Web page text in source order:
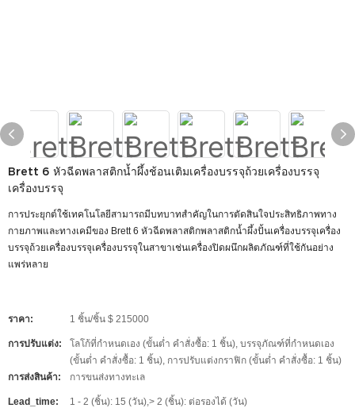
Brett 6 หัวฉีดพลาสติกน้ำผึ้งช้อนเติมเครื่องบรรจุถ้วยเครื่องบรรจุ
เครื่องบรรจุ
การประยุกต์ใช้เทคโนโลยีสามารถมีบทบาทสำคัญในการตัดสินใจประสิทธิภาพทาง
กายภาพและทางเคมีของ Brett 6 หัวฉีดพลาสติกพลาสติกน้ำผึ้งปั้นเครื่องบรรจุเครื่อง
บรรจุถ้วยเครื่องบรรจุเครื่องบรรจุในสาขาเช่นเครื่องปิดผนึกผลิตภัณฑ์ที่ใช้กันอย่าง
แพร่หลาย
ราคา: 1 ชิ้น/ชิ้น $ 215000
การปรับแต่ง:
โลโก้ที่กำหนดเอง (ขั้นต่ำ คำสั่งซื้อ: 1 ชิ้น), บรรจุภัณฑ์ที่กำหนดเอง
(ขั้นต่ำ คำสั่งซื้อ: 1 ชิ้น), การปรับแต่งกราฟิก (ขั้นต่ำ คำสั่งซื้อ: 1 ชิ้น)
การส่งสินค้า:
การขนส่งทางทะเล
Lead_time: 1 - 2 (ชิ้น): 15 (วัน),> 2 (ชิ้น): ต่อรองได้ (วัน)